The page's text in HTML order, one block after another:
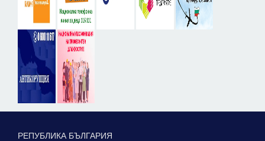
РЕПУБЛИКА БЪЛГАРИЯ